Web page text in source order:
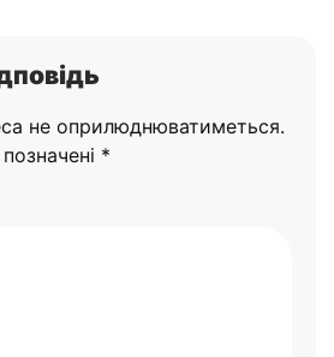
не оприлюднюватиметься.
*